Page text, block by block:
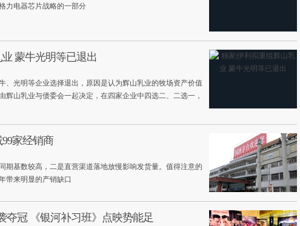
力电器芯片战略的一部分
蒙牛光明等已退出
、光明等企业选择退出，原因是认为辉山乳业的牧场资产价值
辉山乳业与债委会一起决定，在四家企业中四选二、二选一，
家经销商
期基数较高，二是直营渠道落地放慢影响发货量。值得注意的
带来明显的产销缺口
夺冠 《银河补习班》点映势能足